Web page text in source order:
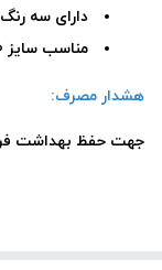
دارای سه رنگ
مناسب سایز 40 و 42
هشدار مصرف:
جهت حفظ بهداشت